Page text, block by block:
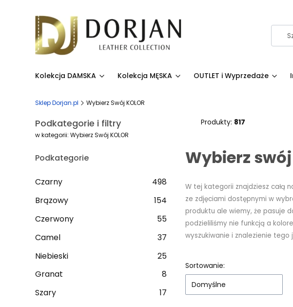
Kolekcja DAMSKA Kolekcja MĘSKA OUTLET i Wyprzedaże
Sklep Dorjan.pl Wybierz Swój KOLOR
Podkategorie i filtry
w kategorii: Wybierz Swój KOLOR
Podkategorie
Czarny
498
Brązowy
154
Czerwony
55
Camel
37
Niebieski
25
Granat
8
Szary
17
Produkty: 817
Wybierz
W tej kategorii znajdziesz całą
ze zdjęciami dostępnymi w
produktu ale wiemy, że pasuje
podzieliliśmy nie funkcją a
wyszukiwanie i znalezienie tego
Lista produktów
Sortowanie:
Domyślne